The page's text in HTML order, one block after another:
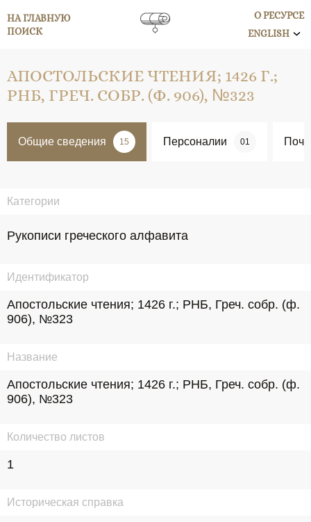
НА ГЛАВНУЮ
ПОИСК
О РЕСУРСЕ
ENGLISH
АПОСТОЛЬСКИЕ ЧТЕНИЯ; 1426 Г.;
РНБ, ГРЕЧ. СОБР. (Ф. 906), №323
Общие сведения 15 Персоналии 01
Категории
Рукописи греческого алфавита
Идентификатор
Апостольские чтения; 1426 г.; РНБ, Греч. собр. (ф.
906), №323
Название
Апостольские чтения; 1426 г.; РНБ, Греч. собр. (ф.
906), №323
Количество листов
1
Историческая справка